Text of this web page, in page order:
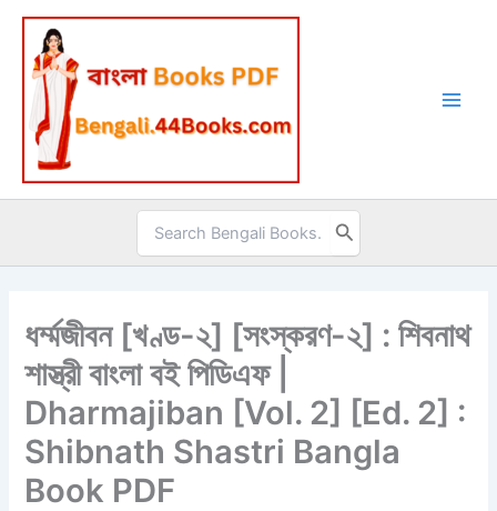
Skip
content
Search
for:
ধর্ম্মজীবন [খণ্ড-২] [সংস্করণ-২] : শিবনাথ
শাস্ত্রী বাংলা বই পিডিএফ |
Dharmajiban [Vol. 2] [Ed. 2] :
Shibnath Shastri Bangla
Book PDF